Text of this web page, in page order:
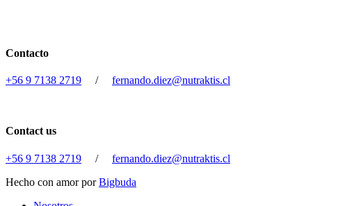
Contacto
+56 9 7138 2719 / fernando.diez@nutraktis.cl
Contact us
+56 9 7138 2719 / fernando.diez@nutraktis.cl
Hecho con amor porBigbuda